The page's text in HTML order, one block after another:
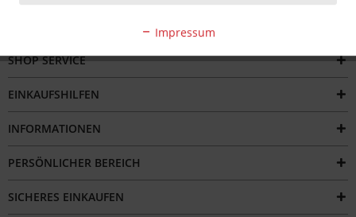
SHOP SERVICE
EINKAUFSHILFEN
INFORMATIONEN
PERSÖNLICHER BEREICH
SICHERES EINKAUFEN
Impressum